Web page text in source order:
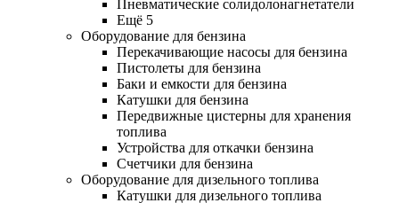
Пневматические солидолонагнетатели
Ещё 5
Оборудование для бензина
Перекачивающие насосы для бензина
Пистолеты для бензина
Баки и емкости для бензина
Катушки для бензина
Передвижные цистерны для хранения
топлива
Устройства для откачки бензина
Счетчики для бензина
Оборудование для дизельного топлива
Катушки для дизельного топлива